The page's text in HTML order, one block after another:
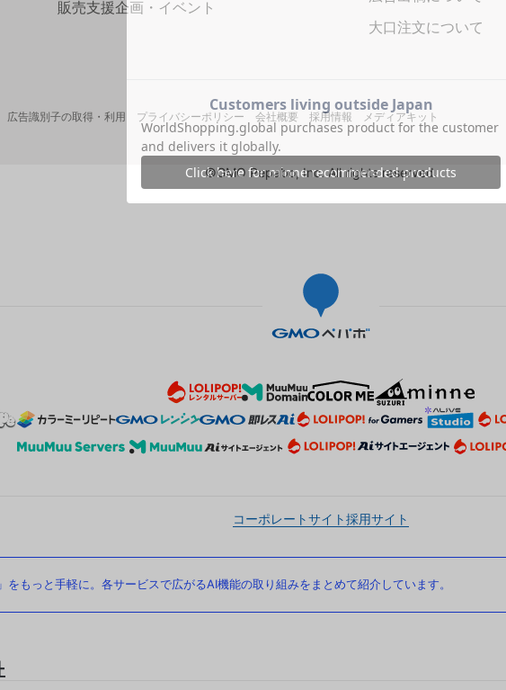
販売支援企画・イベント
大口注文について
広告識別子の取得・利用 プライバシーポリシー 会社概要 採用情報 メディアキット
©GMO Pepabo, Inc. All rights reserved.
コーポレートサイト採用サイト
をもっと手軽に。各サービスで広がるAI機能の取り組みをまとめて紹介しています。